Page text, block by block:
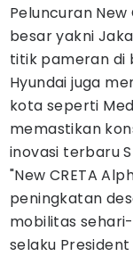
Peluncuran
besar yakni
titik pameran di
Hyundai juga
kota seperti
memastikan
inovasi terbaru
"New CRETA
peningkatan
mobilitas
selaku